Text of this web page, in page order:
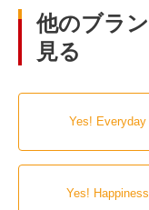
他のブラ
見る
Yes! Everyday
Yes! Happiness